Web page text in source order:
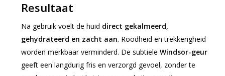
Resultaat
Na gebruik voelt de huid direct gekalmeerd,
gehydrateerd en zacht aan. Roodheid en trekkerigheid
worden merkbaar verminderd. De subtiele Windsor-geur
geeft een langdurig fris en verzorgd gevoel, zonder te